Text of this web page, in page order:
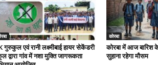
गुरुकुल एवं रानी लक्ष्मीबाई हायर सेकेंडरी
द्वारा गांव में नशा मुक्ति जागरूकता
कोरबा
कोरबा में आज
सुहाना रहेगा मौसम